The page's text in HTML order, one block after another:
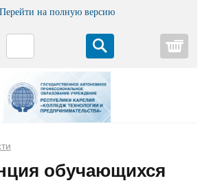
Перейти на полную версию
обучающихся